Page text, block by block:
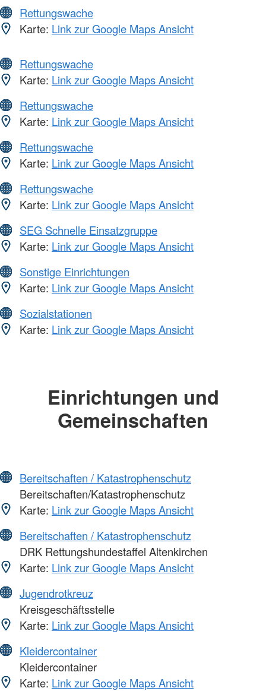
Rettungswache
Karte: Link zur Google Maps Ansicht
Rettungswache
Karte: Link zur Google Maps Ansicht
Rettungswache
Karte: Link zur Google Maps Ansicht
Rettungswache
Karte: Link zur Google Maps Ansicht
Rettungswache
Karte: Link zur Google Maps Ansicht
SEG Schnelle Einsatzgruppe
Karte: Link zur Google Maps Ansicht
Sonstige Einrichtungen
Karte: Link zur Google Maps Ansicht
Sozialstationen
Karte: Link zur Google Maps Ansicht
Einrichtungen und
Gemeinschaften
Bereitschaften / Katastrophenschutz
Bereitschaften/Katastrophenschutz
Karte: Link zur Google Maps Ansicht
Bereitschaften / Katastrophenschutz
DRK Rettungshundestaffel Altenkirchen
Karte: Link zur Google Maps Ansicht
Jugendrotkreuz
Kreisgeschäftsstelle
Karte: Link zur Google Maps Ansicht
Kleidercontainer
Kleidercontainer
Karte: Link zur Google Maps Ansicht